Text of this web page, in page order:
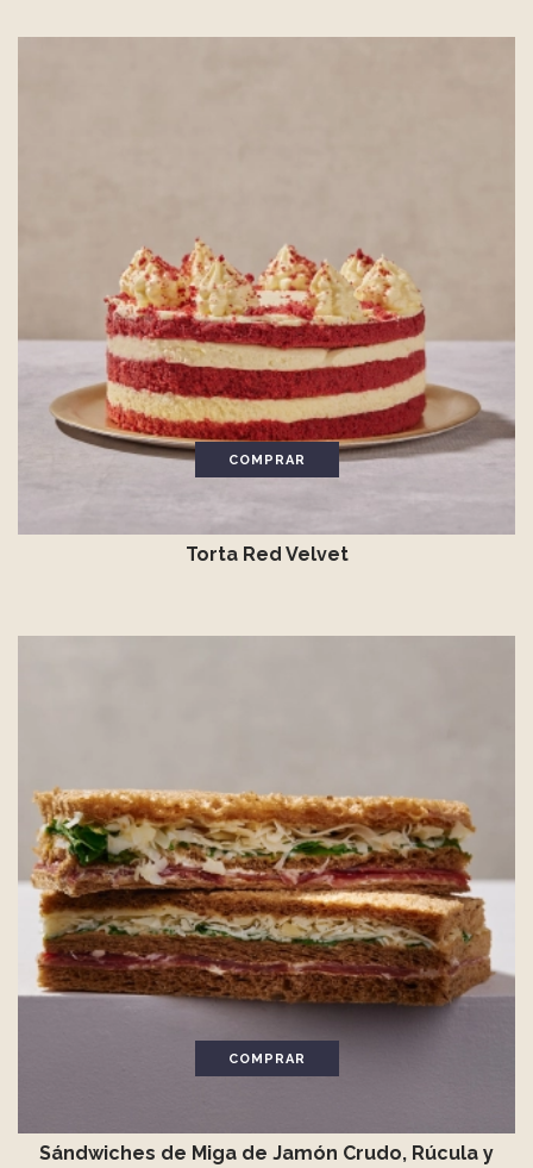
COMPRAR
Torta Red Velvet
COMPRAR
Sándwiches de Miga de Jamón Crudo, Rúcula y